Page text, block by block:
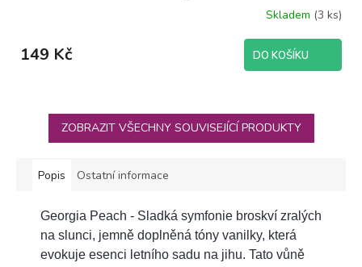
Skladem (3 ks)
149 Kč DO KOŠÍKU
ZOBRAZIT VŠECHNY SOUVISEJÍCÍ PRODUKTY
Popis Ostatní informace
Georgia Peach - Sladká symfonie broskví zralých
na slunci, jemně doplněná tóny vanilky, která
evokuje esenci letního sadu na jihu. Tato vůně